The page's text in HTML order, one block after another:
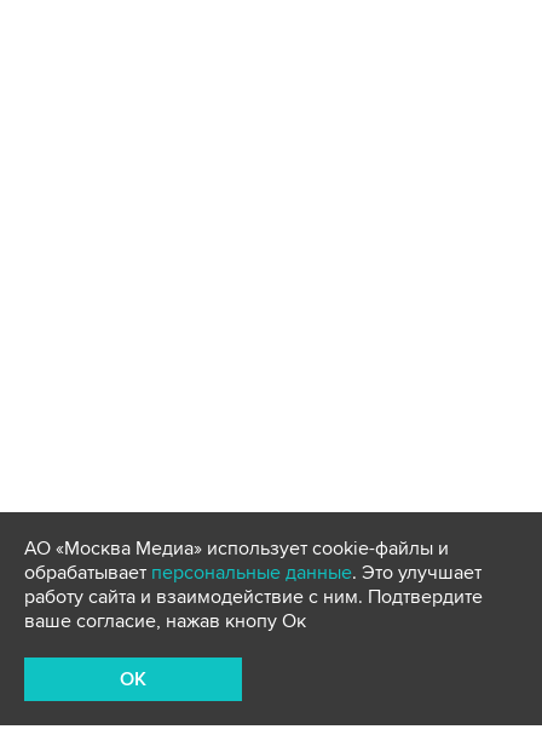
АО «Москва Медиа» использует cookie-файлы и
обрабатывает персональные данные. Это улучшает
работу сайта и взаимодействие с ним. Подтвердите
ваше согласие, нажав кнопу Ок
OK